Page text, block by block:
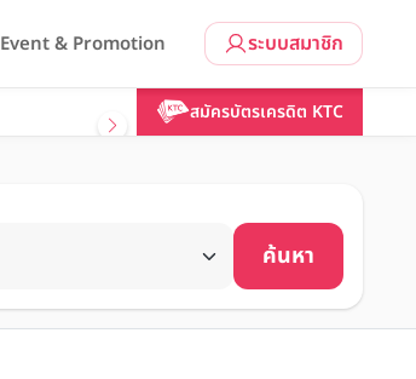
ระบบสมาชิก
Event & Promotion
สมัครบัตรเครดิต KTC
ค้นหา